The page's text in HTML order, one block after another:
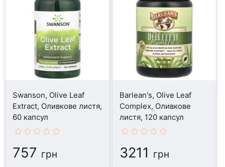
Swanson, Olive Leaf
Extract, Оливкове листя,
60 капсул
757 грн
Barlean's, Olive Leaf
Complex, Оливкове
листя, 120 капсул
3211 грн